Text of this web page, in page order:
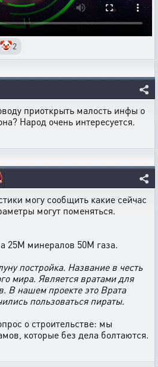
🤡2
приоткрыть малость инфы о
Народ очень интересуется.
могу сообщить какие сейчас
могут поменяться.
25М минералов 50М газа.
постройка. Название в честь
мира. Является вратами для
В нашем проекте это Врата
пользоваться пираты.
о строительстве: мы
которые без дела болтаются.